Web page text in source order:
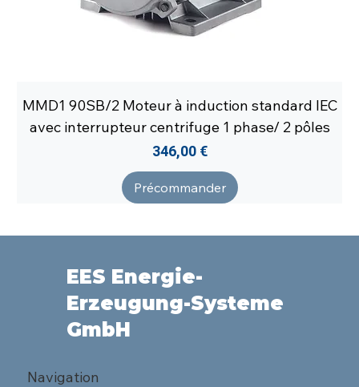
MMD1 90SB/2 Moteur à induction standard IEC
avec interrupteur centrifuge 1 phase/ 2 pôles
Prix
346,00 €
Précommander
EES Energie-
Erzeugung-Systeme
GmbH
Navigation